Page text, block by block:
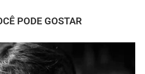
PODE GOSTAR